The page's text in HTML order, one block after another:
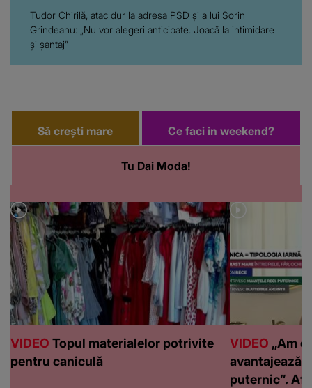
Tudor Chirilă, atac dur la adresa PSD și a lui Sorin
Grindeanu: „Nu vor alegeri anticipate. Joacă la intimidare
și șantaj”
Să crești mare
Tu Dai Moda!
Ce faci in weekend?
VIDEO Topul materialelor potrivite
pentru caniculă
VIDEO „Am
avantajează
puternic”.